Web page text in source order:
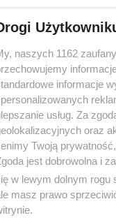
naszych 1162
informacje
usług. Za
oraz
Twoją
jest dobrowolna i
w lewym dolnym rogu
masz prawo